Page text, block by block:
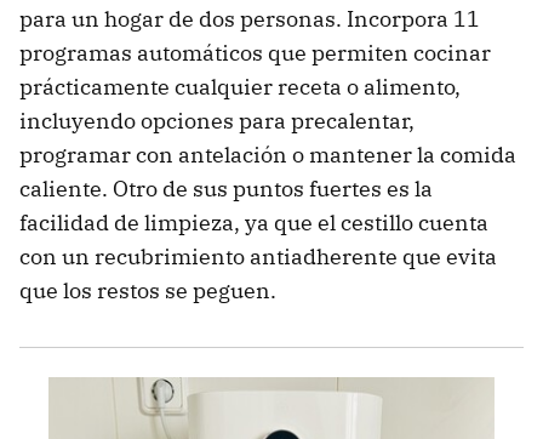
para un hogar de dos personas. Incorpora 11
programas automáticos que permiten cocinar
prácticamente cualquier receta o alimento,
incluyendo opciones para precalentar,
programar con antelación o mantener la comida
caliente. Otro de sus puntos fuertes es la
facilidad de limpieza, ya que el cestillo cuenta
con un recubrimiento antiadherente que evita
que los restos se peguen.